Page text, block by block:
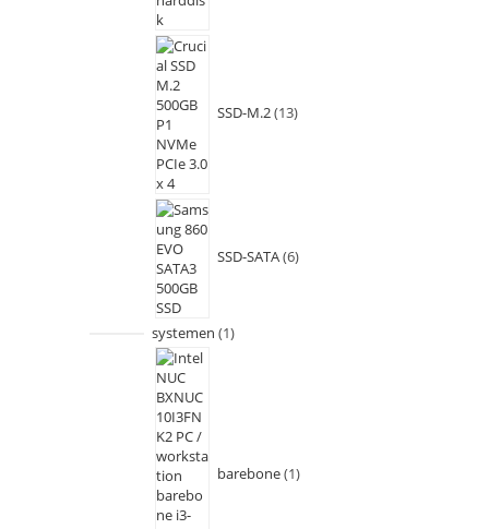
SSD-M.2 13
SSD-SATA 6
systemen 1
barebone 1